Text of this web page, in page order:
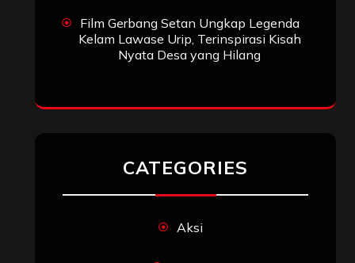
Film Gerbang Setan Ungkap Legenda
Kelam Lawase Urip, Terinspirasi Kisah
Nyata Desa yang Hilang
CATEGORIES
Aksi